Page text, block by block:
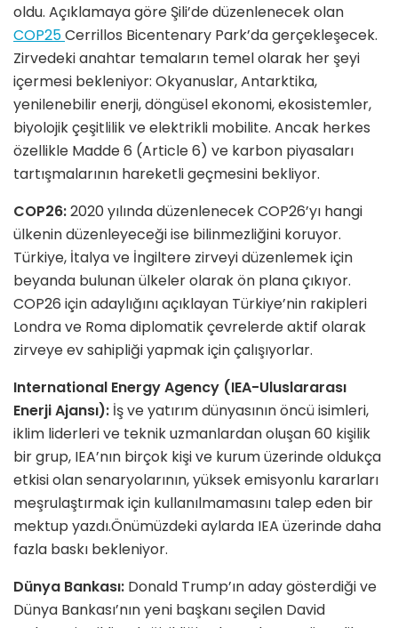
oldu. Açıklamaya göre Şili’de düzenlenecek olan
COP25Cerrillos Bicentenary Park’da gerçekleşecek.
Zirvedeki anahtar temaların temel olarak her şeyi
içermesi bekleniyor: Okyanuslar, Antarktika,
yenilenebilir enerji, döngüsel ekonomi, ekosistemler,
biyolojik çeşitlilik ve elektrikli mobilite. Ancak herkes
özellikle Madde 6 (Article 6) ve karbon piyasaları
tartışmalarının hareketli geçmesini bekliyor.
COP26:2020 yılında düzenlenecek COP26’yı hangi
ülkenin düzenleyeceği ise bilinmezliğini koruyor.
Türkiye, İtalya ve İngiltere zirveyi düzenlemek için
beyanda bulunan ülkeler olarak ön plana çıkıyor.
COP26 için adaylığını açıklayan Türkiye’nin rakipleri
Londra ve Roma diplomatik çevrelerde aktif olarak
zirveye ev sahipliği yapmak için çalışıyorlar.
International Energy Agency (IEA-Uluslararası
Enerji Ajansı): İş ve yatırım dünyasının öncü isimleri,
iklim liderleri ve teknik uzmanlardan oluşan 60 kişilik
bir grup, IEA’nın birçok kişi ve kurum üzerinde oldukça
etkisi olan senaryolarının, yüksek emisyonlu kararları
meşrulaştırmak için kullanılmamasını talep eden bir
mektup yazdı.Önümüzdeki aylarda IEA üzerinde daha
fazla baskı bekleniyor.
Dünya Bankası: Donald Trump’ın aday gösterdiği ve
Dünya Bankası’nın yeni başkanı seçilen David